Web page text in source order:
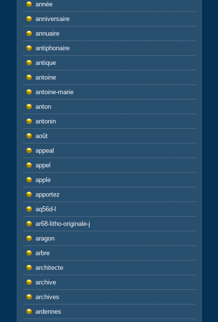
année
anniversaire
annuaire
antiphonaire
antique
antoine
antoine-marie
anton
antonin
août
appeal
appel
apple
apportez
aq56d-l
ar68-litho-originale-j
aragon
arbre
architecte
archive
archives
ardennes